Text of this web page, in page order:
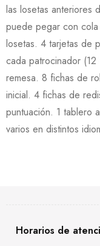
las losetas anteriores
puede pegar con
losetas. 4 tarjetas de
cada patrocinador
remesa. 8 fichas de
inicial. 4 fichas de
puntuación. 1 tablero
varios en distintos
Horarios de